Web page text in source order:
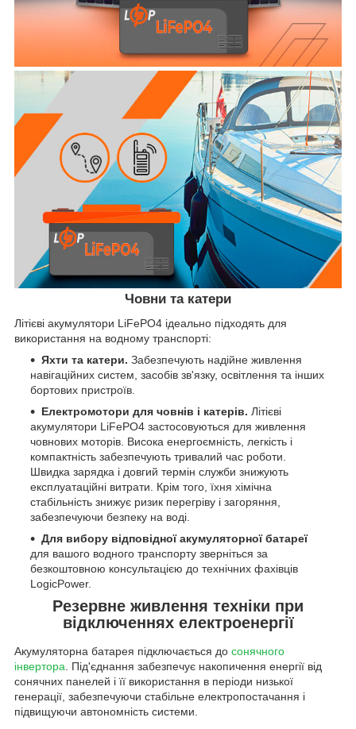
Човни та катери
Літієві акумулятори LiFePO4 ідеально підходять для
використання на водному транспорті:
Яхти та катери. Забезпечують надійне живлення
навігаційних систем, засобів зв'язку, освітлення та інших
бортових пристроїв.
Електромотори для човнів і катерів. Літієві
акумулятори LiFePO4 застосовуються для живлення
човнових моторів. Висока енергоємність, легкість і
компактність забезпечують тривалий час роботи.
Швидка зарядка і довгий термін служби знижують
експлуатаційні витрати. Крім того, їхня хімічна
стабільність знижує ризик перегріву і загоряння,
забезпечуючи безпеку на воді.
Для вибору відповідної акумуляторної батареї
для вашого водного транспорту зверніться за
безкоштовною консультацією до технічних фахівців
LogicPower.
Резервне живлення техніки при
відключеннях електроенергії
Акумуляторна батарея підключається до сонячного
інвертора . Під'єднання забезпечує накопичення енергії від
сонячних панелей і її використання в періоди низької
генерації, забезпечуючи стабільне електропостачання і
підвищуючи автономність системи.